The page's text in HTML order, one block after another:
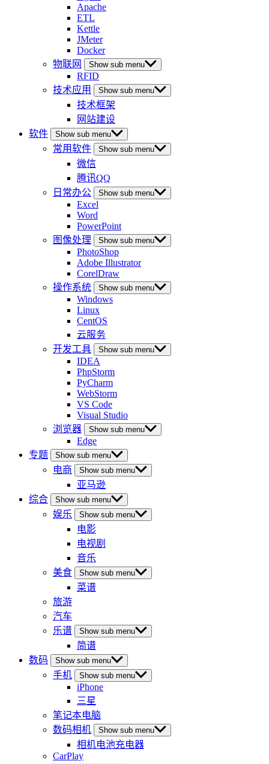
Apache
ETL
Kettle
JMeter
Docker
物联网
Show sub menu
RFID
技术应用
Show sub menu
技术框架
网站建设
软件
Show sub menu
常用软件 Show sub menu
微信
腾讯QQ
日常办公
Show sub menu
Excel
Word
PowerPoint
图像处理
Show sub menu
PhotoShop
Adobe Illustrator
CorelDraw
操作系统
Show sub menu
Windows
Linux
CentOS
云服务
开发工具
Show sub menu
IDEA
PhpStorm
PyCharm
WebStorm
VS Code
Visual Studio
浏览器
Show sub menu
Edge
专题
Show sub menu
电商 Show sub menu
亚马逊
综合
Show sub menu
娱乐 Show sub menu
电影
电视剧
音乐
美食
Show sub menu
菜谱
旅游
汽车
乐谱
Show sub menu
简谱
数码
Show sub menu
手机 Show sub menu
iPhone
三星
笔记本电脑
数码相机
Show sub menu
相机电池充电器
CarPlay